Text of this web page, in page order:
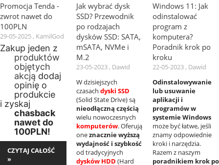
Promocja Tenda -
zwrot nawet do
100PLN
29-05-2025 , KamilGod
Zakup jeden z
produktów
objętych
akcją dodaj
opinię o
produkcie
i zyskaj
chasback
nawet do
100PLN!
CZYTAJ CAŁOŚĆ
»
Jak wybrać dysk
SSD? Przewodnik
po rodzajach
dysków SSD: SATA,
mSATA, NVMe i
M.2
23-05-2023 , Dawid
W dzisiejszych
czasach dyski SSD
(Solid State Drive) są
nieodłączną częścią
wielu nowoczesnych
komputerów. Oferują
oneznacznie wyższą
wydajność i szybkość
od tradycyjnych
dysków HDD (Hard
Windows 11: Jak
odinstalować
program z
komputera?
Poradnik krok po
kroku
22-05-2023 , Dawid
Odinstalowywanie
lub usuwanie
aplikacji i
programów w
systemie Windows
może być łatwe, jeśli
znamy odpowiednie
kroki i narzędzia.
Razem z naszym
poradnikiem krok po